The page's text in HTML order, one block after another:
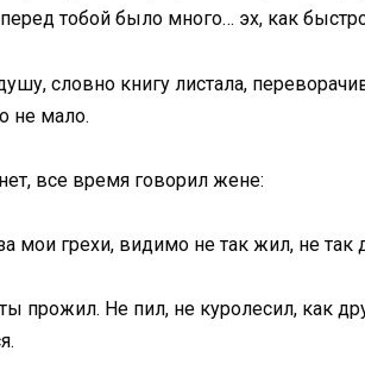
тобой было много… эх, как
словно книгу листала,
не мало.
все время говорил жене:
мои грехи, видимо не так жил, не
прожил. Не пил, не куролесил, как